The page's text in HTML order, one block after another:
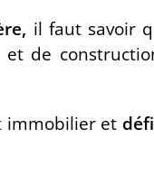
il faut savoir
de
immobilier et